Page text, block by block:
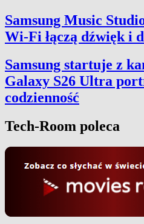
Samsung Music
Wi-Fi łączą dźwięk i
Samsung startuje z
Galaxy S26 Ultra
codzienność
Tech-Room poleca